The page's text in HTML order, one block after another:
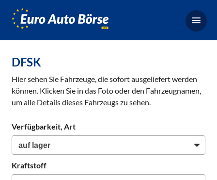
Börse,
Gebrauchtwagen,
Bestellfahrzeuge,
Neuwagen
DFSK
Hier sehen Sie Fahrzeuge, die sofort ausgeliefert werden
können. Klicken Sie in das Foto oder den Fahrzeugnamen,
um alle Details dieses Fahrzeugs zu sehen.
Verfügbarkeit, Art
Kraftstoff